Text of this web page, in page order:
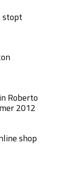
stopt
Roberto
2012
shop